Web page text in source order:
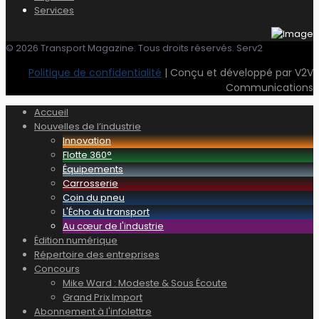
Services
© 2026 Transport Magazine. Tous droits réservés. Serv2
Politique de confidentialité | Conçu et développé par V2V
Communications
Accueil
Nouvelles de l’industrie
Innovation
Flotte 360°
Équipements
Carrosserie
Coin du pneu
L'Écho du transport
Au cœur de l'industrie
Édition numérique
Répertoire des entreprises
Concours
Mike Ward : Modeste & Sous Écoute
Grand Prix Import
Abonnement à l'infolettre